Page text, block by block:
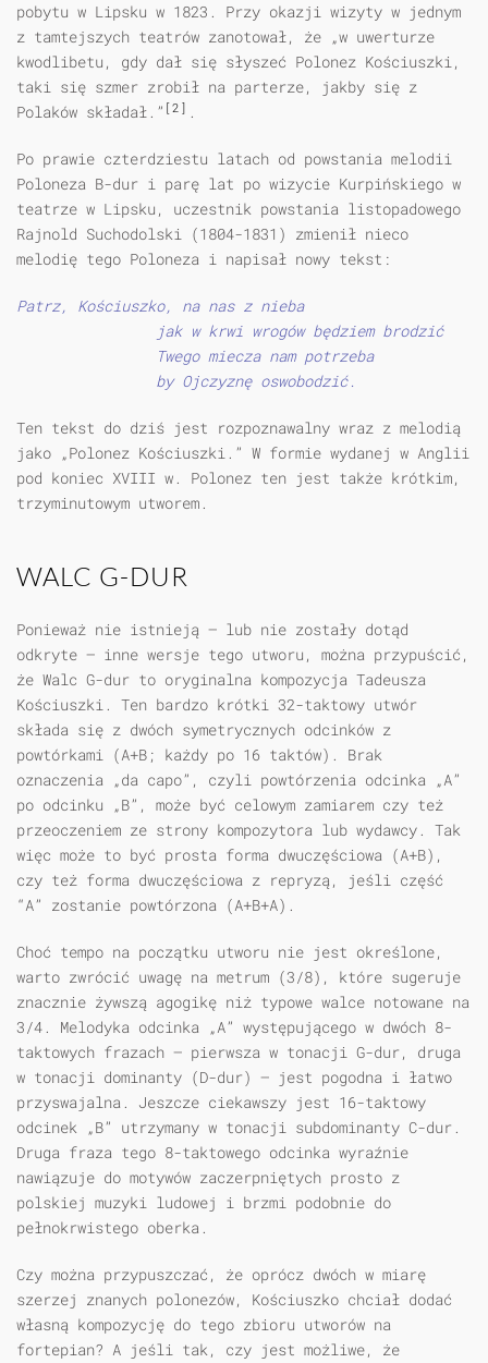
pobytu w Lipsku w 1823. Przy okazji wizyty w jednym
z tamtejszych teatrów zanotował, że „w uwerturze
kwodlibetu, gdy dał się słyszeć Polonez Kościuszki,
taki się szmer zrobił na parterze, jakby się z
Polaków składał.” [2] .
Po prawie czterdziestu latach od powstania melodii
Poloneza B-dur i parę lat po wizycie Kurpińskiego w
teatrze w Lipsku, uczestnik powstania listopadowego
Rajnold Suchodolski (1804-1831) zmienił nieco
melodię tego Poloneza i napisał nowy tekst:
Patrz, Kościuszko, na nas z nieba
jak w krwi wrogów będziem brodzić
Twego miecza nam potrzeba
by Ojczyznę oswobodzić.
Ten tekst do dziś jest rozpoznawalny wraz z melodią
jako „Polonez Kościuszki.” W formie wydanej w Anglii
pod koniec XVIII w. Polonez ten jest także krótkim,
trzyminutowym utworem.
WALC G-DUR
Ponieważ nie istnieją — lub nie zostały dotąd
odkryte — inne wersje tego utworu, można przypuścić,
że Walc G-dur to oryginalna kompozycja Tadeusza
Kościuszki. Ten bardzo krótki 32-taktowy utwór
składa się z dwóch symetrycznych odcinków z
powtórkami (A+B; każdy po 16 taktów). Brak
oznaczenia „da capo”, czyli powtórzenia odcinka „A”
po odcinku „B”, może być celowym zamiarem czy też
przeoczeniem ze strony kompozytora lub wydawcy. Tak
więc może to być prosta forma dwuczęściowa (A+B),
czy też forma dwuczęściowa z repryzą, jeśli część
“A” zostanie powtórzona (A+B+A).
Choć tempo na początku utworu nie jest określone,
warto zwrócić uwagę na metrum (3/8), które sugeruje
znacznie żywszą agogikę niż typowe walce notowane na
3/4. Melodyka odcinka „A” występującego w dwóch 8-
taktowych frazach — pierwsza w tonacji G-dur, druga
w tonacji dominanty (D-dur) — jest pogodna i łatwo
przyswajalna. Jeszcze ciekawszy jest 16-taktowy
odcinek „B” utrzymany w tonacji subdominanty C-dur.
Druga fraza tego 8-taktowego odcinka wyraźnie
nawiązuje do motywów zaczerpniętych prosto z
polskiej muzyki ludowej i brzmi podobnie do
pełnokrwistego oberka.
Czy można przypuszczać, że oprócz dwóch w miarę
szerzej znanych polonezów, Kościuszko chciał dodać
własną kompozycję do tego zbioru utworów na
fortepian? A jeśli tak, czy jest możliwe, że